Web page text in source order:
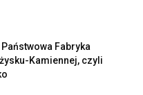
Fabryka
Kamiennej, czyli